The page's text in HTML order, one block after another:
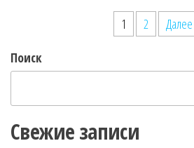
записей
1 2
Далее
Поиск
Свежие записи